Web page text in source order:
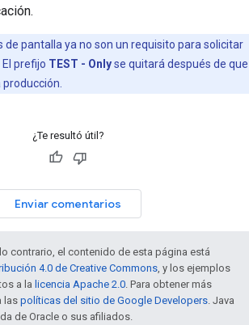
de pantalla ya no son un requisito para solicitar
prefijo TEST - Onlyse quitará después de que
¿Te resultó útil?
Enviar comentarios
contrario, el contenido de esta página está
4.0 de Creative Commons, y los ejemplos
a la licencia Apache 2.0. Para obtener más
las políticas del sitio de Google Developers. Java
de Oracle o sus afiliados.